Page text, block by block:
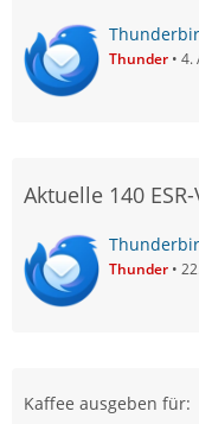
Thunder 4.
Aktuelle 140
Thunder
Kaffee ausgeben für: